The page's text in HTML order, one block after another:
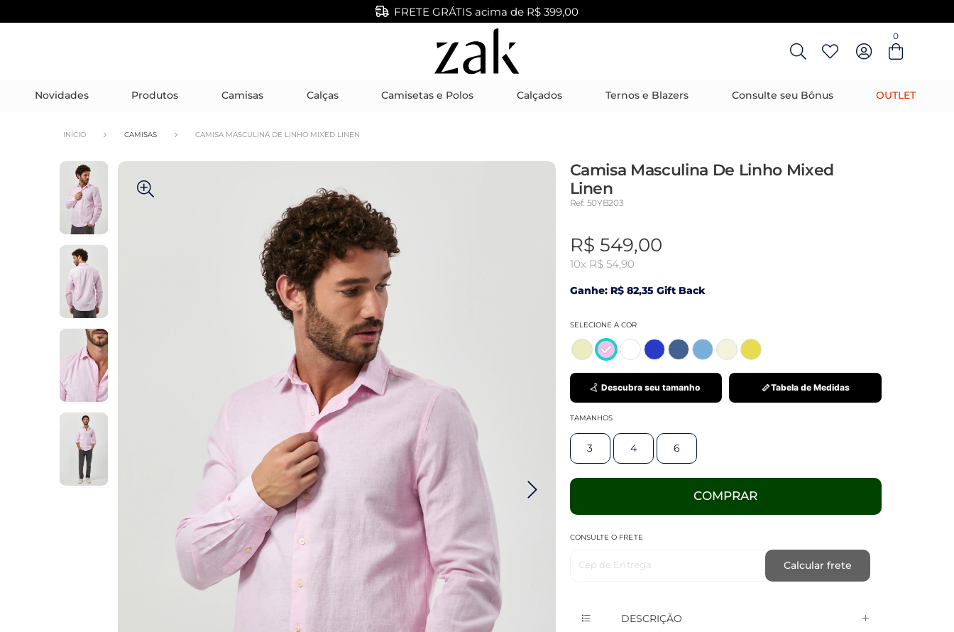
Entre com email ou cpf/cnpj
FRETE GRÁTIS acima de R$ 399,00
0
Novidades Produtos Camisas Calças Camisetas e Polos Calçados Ternos e Blazers Consulte seu Bônus OUTLET
INÍCIO CAMISAS CAMISA MASCULINA DE LINHO MIXED LINEN
Camisa Masculina De Linho Mixed
Linen
Ref: 50YB203
R$ 549,00
10x R$ 54,90
Ganhe: R$ 82,35 Gift Back
SELECIONE A COR
Descubra seu tamanho Tabela de Medidas
TAMANHOS
3 4 6
COMPRAR
CONSULTE O FRETE
Cep de Entrega Calcular frete
DESCRIÇÃO